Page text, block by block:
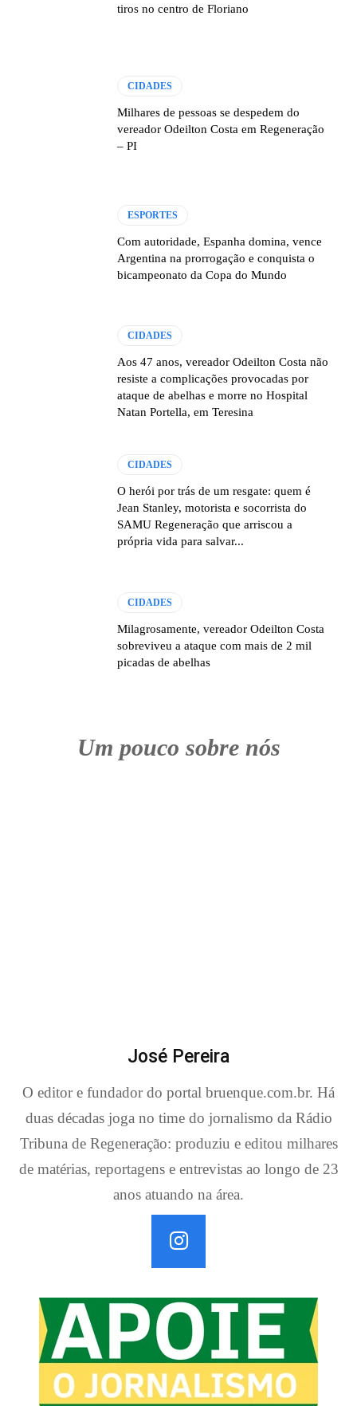
tiros no centro de Floriano
CIDADES
Milhares de pessoas se despedem do
vereador Odeilton Costa em Regeneração
– PI
ESPORTES
Com autoridade, Espanha domina, vence
Argentina na prorrogação e conquista o
bicampeonato da Copa do Mundo
CIDADES
Aos 47 anos, vereador Odeilton Costa não
resiste a complicações provocadas por
ataque de abelhas e morre no Hospital
Natan Portella, em Teresina
CIDADES
O herói por trás de um resgate: quem é
Jean Stanley, motorista e socorrista do
SAMU Regeneração que arriscou a
própria vida para salvar...
CIDADES
Milagrosamente, vereador Odeilton Costa
sobreviveu a ataque com mais de 2 mil
picadas de abelhas
Um pouco sobre nós
José Pereira
O editor e fundador do portal bruenque.com.br. Há
duas décadas joga no time do jornalismo da Rádio
Tribuna de Regeneração: produziu e editou milhares
de matérias, reportagens e entrevistas ao longo de 23
anos atuando na área.